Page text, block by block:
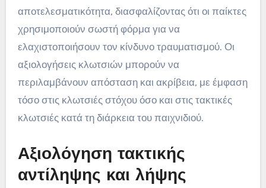
αποτελεσματικότητα, διασφαλίζοντας ότι οι παίκτες
χρησιμοποιούν σωστή φόρμα για να
ελαχιστοποιήσουν τον κίνδυνο τραυματισμού. Οι
αξιολογήσεις κλωτσιών μπορούν να
περιλαμβάνουν απόσταση και ακρίβεια, με έμφαση
τόσο στις κλωτσιές στόχου όσο και στις τακτικές
κλωτσιές κατά τη διάρκεια του παιχνιδιού.
Αξιολόγηση τακτικής
αντίληψης και λήψης